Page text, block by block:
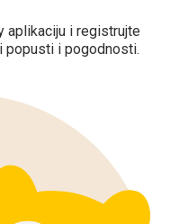
aplikaciju i registrujte
popusti i pogodnosti.